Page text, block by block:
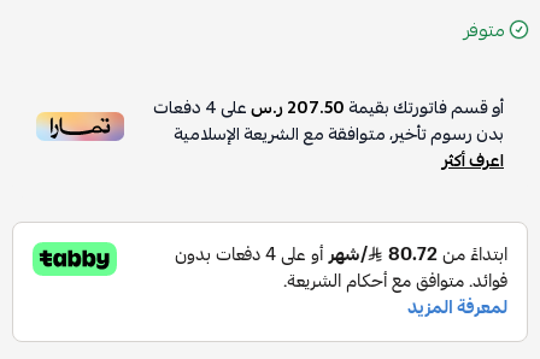
متوفر
أو قسم فاتورتك بقيمة207.50 ر.س على4دفعات
بدون رسوم تأخير، متوافقة مع الشريعة الإسلامية
اعرف أكثر